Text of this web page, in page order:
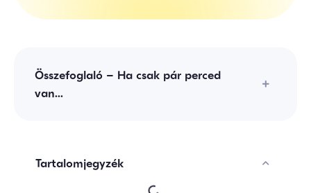
Összefoglaló – Ha csak pár perced
van...
Tartalomjegyzék